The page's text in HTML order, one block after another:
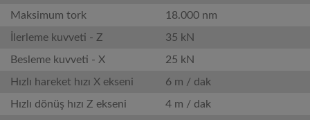
Maksimum tork
18.000 nm
İlerleme kuvveti - Z
35 kN
Besleme kuvveti - X
25 kN
Hızlı hareket hızı X ekseni
6 m / dak
Hızlı dönüş hızı Z ekseni
4 m / dak